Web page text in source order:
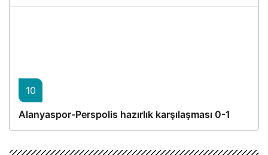
10
Alanyaspor-Perspolis hazırlık karşılaşması 0-1